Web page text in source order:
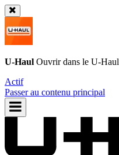
U-Haul Ouvrir dans le U-Haul
Actif
Passer au contenu principal